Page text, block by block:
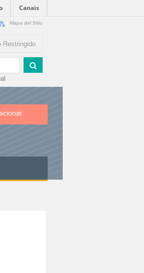
Canais
Mapa del Sitio
Restringido